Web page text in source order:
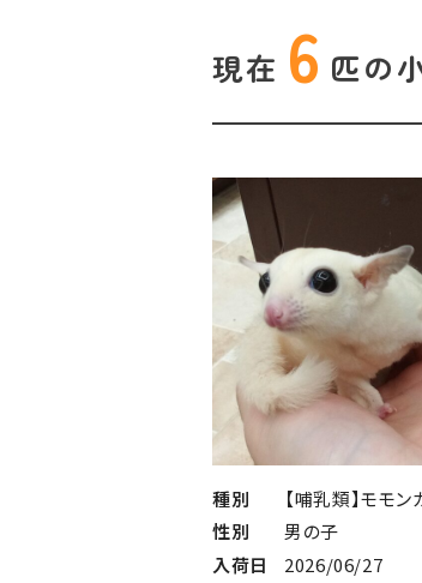
現在 6 匹の
種別
【哺乳類】モモン
性別
男の子
入荷日
2026/06/27